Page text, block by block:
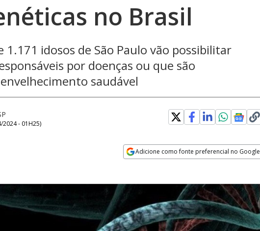
no Brasil
1.171 idosos de São Paulo vão possibilitar
por doenças ou que são
saudável
2024 - 01H25)
Adicione como fonte preferencial no Google